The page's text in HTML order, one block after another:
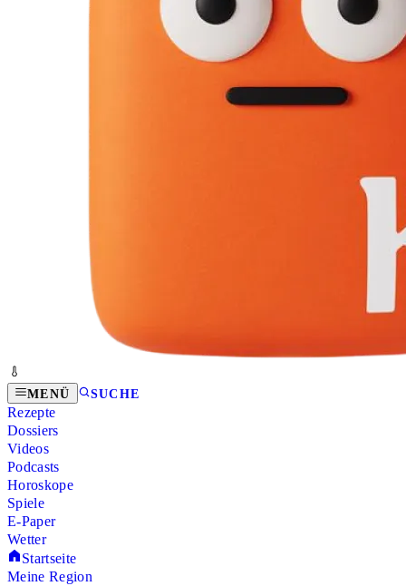
MENÜ SUCHE
Rezepte
Dossiers
Videos
Podcasts
Horoskope
Spiele
E-Paper
Wetter
Startseite
Meine Region